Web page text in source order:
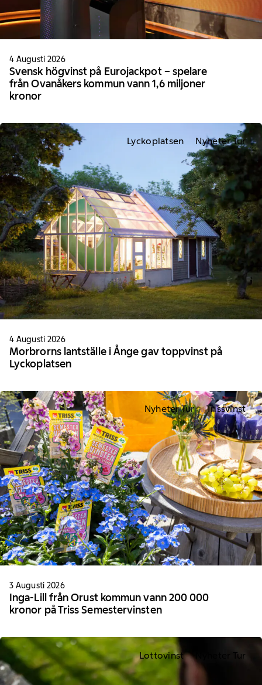
4 Augusti 2026
Svensk högvinst på Eurojackpot – spelare
från Ovanåkers kommun vann 1,6 miljoner
kronor
Lyckoplatsen Nyheter Tur
4 Augusti 2026
Morbrorns lantställe i Ånge gav toppvinst på
Lyckoplatsen
Nyheter Tur Trissvinst
3 Augusti 2026
Inga-Lill från Orust kommun vann 200 000
kronor på Triss Semestervinsten
Lottovinst Nyheter Tur